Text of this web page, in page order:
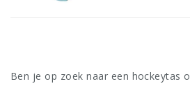
Ben je op zoek naar een hockeytas